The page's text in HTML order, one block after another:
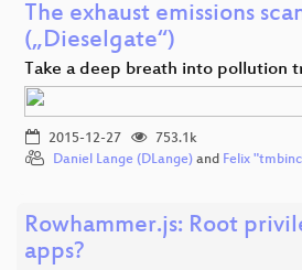
The exhaust emissions
(„Dieselgate“)
Take a deep breath into pollution
2015-12-27
753.1k
Daniel Lange (DLange) and Felix
Rowhammer.js: Root
apps?